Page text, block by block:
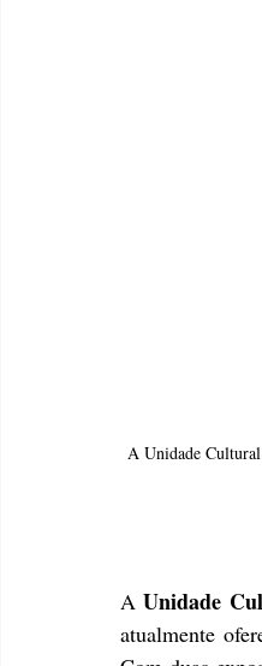
A Unidade
A Unidade
atualmente